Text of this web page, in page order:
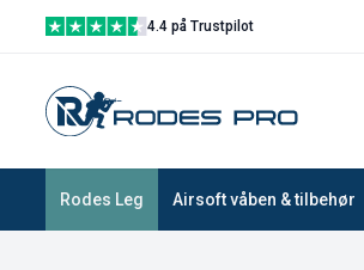
4.4 på Trustpilot
Rodes Leg Airsoft våben & tilbehør